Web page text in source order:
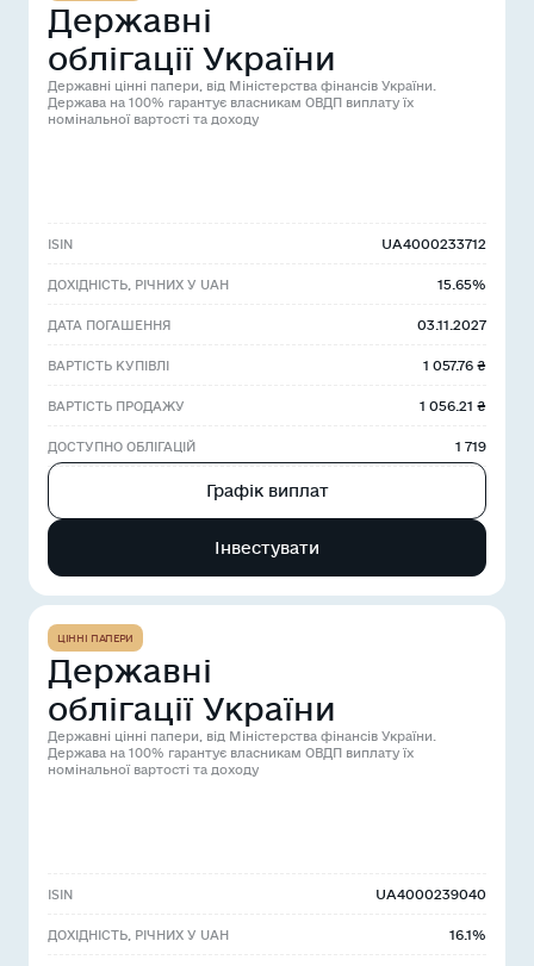
Державні
облігації України
Державні цінні папери, від Міністерства фінансів України.
Держава на 100% гарантує власникам ОВДП виплату їх
номінальної вартості та доходу
ISIN UA4000233712
ДОХІДНІСТЬ, РІЧНИХ У UAH 15.65%
ДАТА ПОГАШЕННЯ 03.11.2027
ВАРТІСТЬ КУПІВЛІ 1 057.76 ₴
ВАРТІСТЬ ПРОДАЖУ 1 056.21 ₴
ДОСТУПНО ОБЛІГАЦІЙ 1 719
Графік виплат
Інвестувати
ЦІННІ ПАПЕРИ
Державні
облігації України
Державні цінні папери, від Міністерства фінансів України.
Держава на 100% гарантує власникам ОВДП виплату їх
номінальної вартості та доходу
ISIN UA4000239040
ДОХІДНІСТЬ, РІЧНИХ У UAH 16.1%